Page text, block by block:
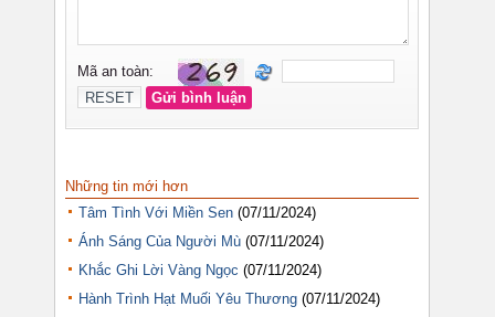
Những tin mới hơn
Tâm Tình Với Miền Sen (07/11/2024)
Ánh Sáng Của Người Mù (07/11/2024)
Khắc Ghi Lời Vàng Ngọc (07/11/2024)
Hành Trình Hạt Muối Yêu Thương (07/11/2024)